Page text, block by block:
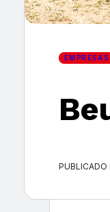
EMPRESAS
PUBLICADO